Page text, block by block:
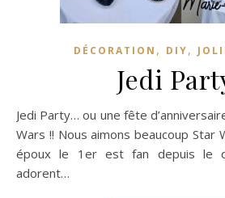
DÉCORATION , DIY,
Jedi
Jedi Party… ou une fête d’anniversaire sur le thème de Star
Wars !! Nous aimons beaucoup Star
époux le 1er est fan depuis le
adorent…